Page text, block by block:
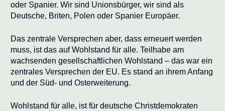
oder Spanier. Wir sind Unionsbürger, wir sind als
Deutsche, Briten, Polen oder Spanier Europäer.
Das zentrale Versprechen aber, dass erneuert werden
muss, ist das auf Wohlstand für alle. Teilhabe am
wachsenden gesellschaftlichen Wohlstand – das war ein
zentrales Versprechen der EU. Es stand an ihrem Anfang
und der Süd- und Osterweiterung.
Wohlstand für alle, ist für deutsche Christdemokraten